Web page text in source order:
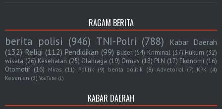
RAGAM BERITA
berita polisi (946) TNI-Polri (788)
Kabar Daerah
(132) Religi (112) Pendidikan (99) Buser (54) Kriminal (37) Hukum (32)
wisata (26) Kesehatan (25) Olahraga (19) Ormas (18) PLN (17) Ekonomi (16)
Otomotif (16) Miras (11) Politik (9) berita politik (8) Advetorial (7) KPK (4)
Kesenian (3) YouTube (1)
KABAR DAERAH